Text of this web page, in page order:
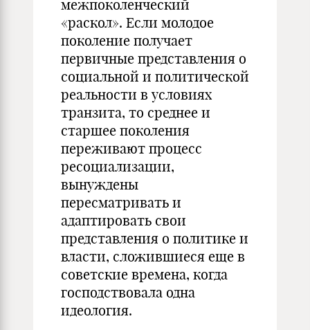
межпоколенческий
«раскол». Если молодое
поколение получает
первичные представления о
социальной и политической
реальности в условиях
транзита, то среднее и
старшее поколения
переживают процесс
ресоциализации,
вынуждены
пересматривать и
адаптировать свои
представления о политике и
власти, сложившиеся еще в
советские времена, когда
господствовала одна
идеология.